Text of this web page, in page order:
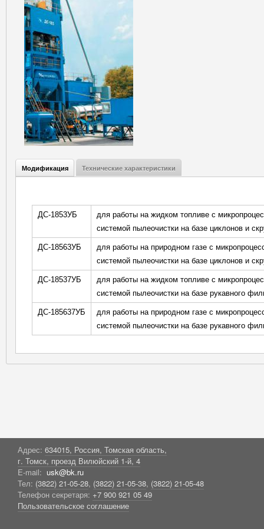
Характеристики
Модификация(активная
вкладка)
Технические характеристики
ДС-1853УБ
для работы на жидком топливе с
системой пылеочистки на базе циклонов и
ДС-18563УБ
для работы на природном газе с
системой пылеочистки на базе циклонов и
ДС-18537УБ
для работы на жидком топливе с
системой пылеочистки на базе рукавного
ДС-185637УБ
для работы на природном газе с
системой пылеочистки на базе рукавного
Адрес: 634015, Россия, Томская область,
г. Томск, проезд Вилюйский 1-й, 4
E-mail: usk@bk.ru
Тел: (3822) 21-05-28, (3822) 21-05-38, (3822) 21-05-48
Телефон секретаря: +7 900 921 05 49
Пользовательское соглашение